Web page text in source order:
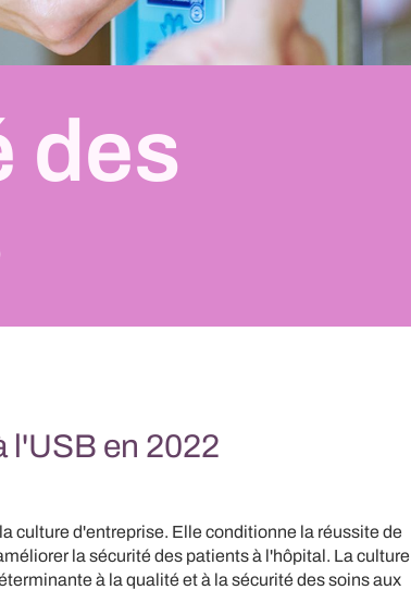
des
l'USB en 2022
culture d'entreprise. Elle conditionne la réussite de
la sécurité des patients à l'hôpital. La culture
à la qualité et à la sécurité des soins aux